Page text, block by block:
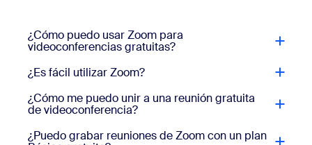
¿Cómo puedo usar Zoom para
videoconferencias gratuitas?
¿Es fácil utilizar Zoom?
¿Cómo me puedo unir a una reunión gratuita
de videoconferencia?
¿Puedo grabar reuniones de Zoom con un plan